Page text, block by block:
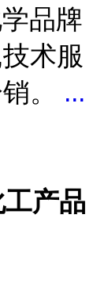
品牌
术服
。 ...
产品